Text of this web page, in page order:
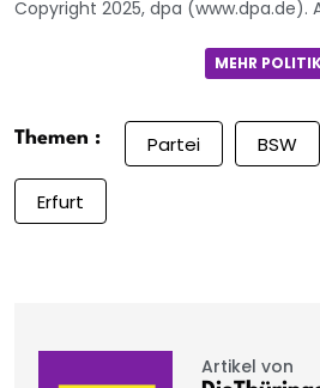
Copyright 2025, dpa (www.dpa.de).
MEHR
Themen : Partei BSW
Erfurt
Artikel von